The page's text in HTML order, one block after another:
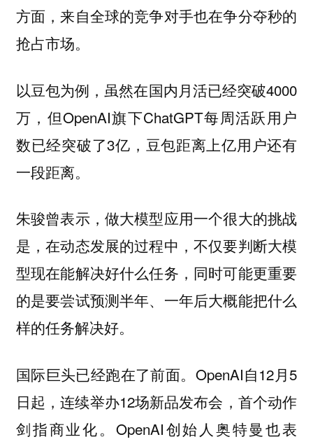
方面，来自全球的竞争对手也在争分夺秒的
抢占市场。
以豆包为例，虽然在国内月活已经突破4000
万，但OpenAI旗下ChatGPT每周活跃用户
数已经突破了3亿，豆包距离上亿用户还有
一段距离。
朱骏曾表示，做大模型应用一个很大的挑战
是，在动态发展的过程中，不仅要判断大模
型现在能解决好什么任务，同时可能更重要
的是要尝试预测半年、一年后大概能把什么
样的任务解决好。
国际巨头已经跑在了前面。OpenAI自12月5
日起，连续举办12场新品发布会，首个动作
剑指商业化。OpenAI创始人奥特曼也表